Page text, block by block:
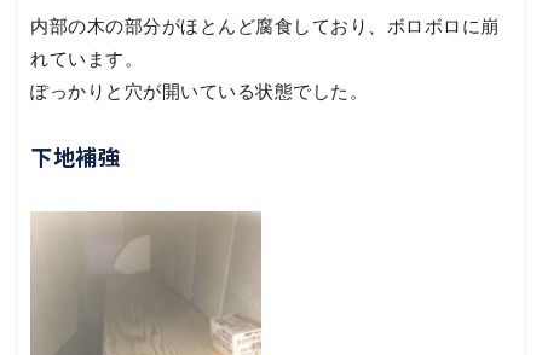
内部の木の部分がほとんど腐食しており、ボロボロに崩
れています。
ぽっかりと穴が開いている状態でした。
下地補強